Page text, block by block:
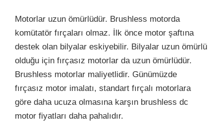
Motorlar uzun ömürlüdür. Brushless motorda
komütatör fırçaları olmaz. İlk önce motor şaftına
destek olan bilyalar eskiyebilir. Bilyalar uzun ömürlü
olduğu için fırçasız motorlar da uzun ömürlüdür.
Brushless motorlar maliyetlidir. Günümüzde
fırçasız motor imalatı, standart fırçalı motorlara
göre daha ucuza olmasına karşın brushless dc
motor fiyatları daha pahalıdır.